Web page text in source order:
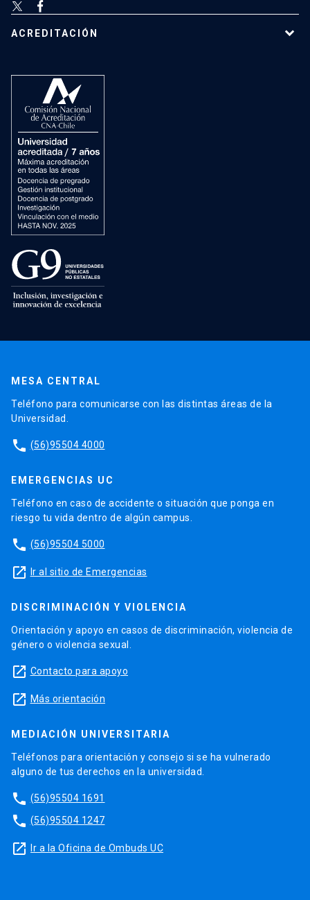
ACREDITACIÓN
MESA CENTRAL
Teléfono para comunicarse con las distintas áreas de la
Universidad.
phone (56)95504 4000
EMERGENCIAS UC
Teléfono en caso de accidente o situación que ponga en
riesgo tu vida dentro de algún campus.
phone (56)95504 5000
launch Ir al sitio de Emergencias
DISCRIMINACIÓN Y VIOLENCIA
Orientación y apoyo en casos de discriminación, violencia de
género o violencia sexual.
launch Contacto para apoyo
launch Más orientación
MEDIACIÓN UNIVERSITARIA
Teléfonos para orientación y consejo si se ha vulnerado
alguno de tus derechos en la universidad.
phone (56)95504 1691
phone (56)95504 1247
launch Ir a la Oficina de Ombuds UC